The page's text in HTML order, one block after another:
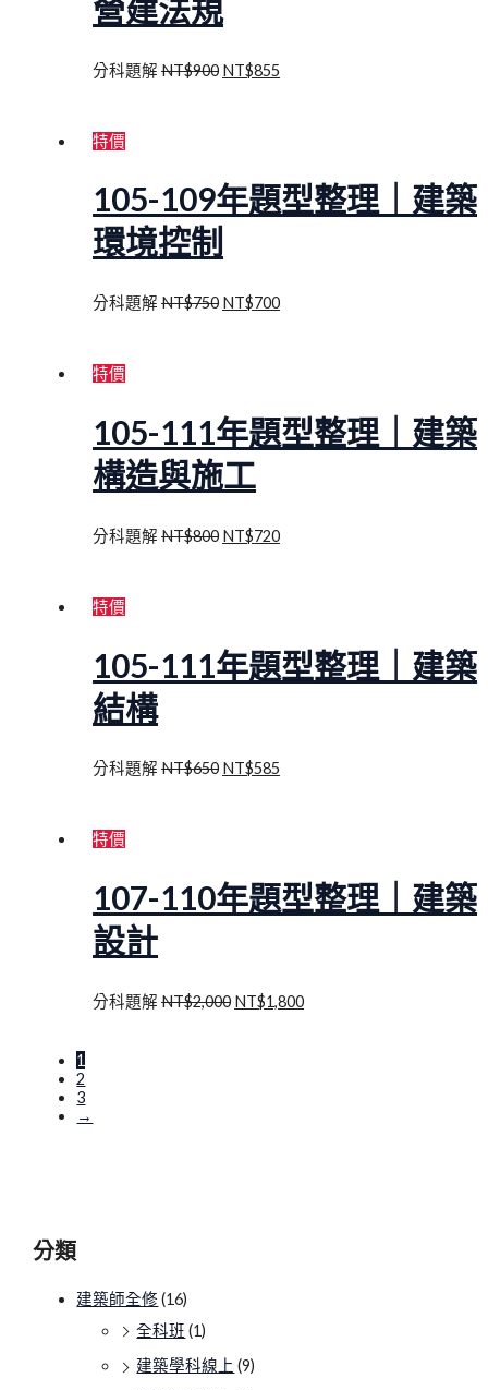
分類
建築師全修 (16)
全科班 (1)
建築學科線上 (9)
營建法規
分科題解NT$900 NT$855
特價
105-109年題型整理｜建築
環境控制
分科題解NT$750 NT$700
特價
105-111年題型整理｜建築
構造與施工
分科題解NT$800 NT$720
特價
105-111年題型整理｜建築
結構
分科題解NT$650 NT$585
特價
107-110年題型整理｜建築
設計
分科題解NT$2,000 NT$1,800
1
2
3
→